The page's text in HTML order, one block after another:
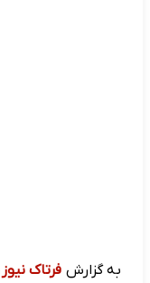
به گزارش فرتاک نیوز